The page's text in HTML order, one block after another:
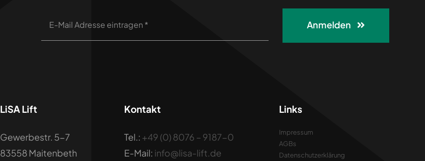
Anmelden
LiSA Lift
Gewerbestr. 5-7
83558 Maitenbeth
Kontakt
Tel.: +49 (0) 8076 – 9187-0
E-Mail: info@lisa-lift.de
Links
Impressum
AGBs
Datenschutzerklärung